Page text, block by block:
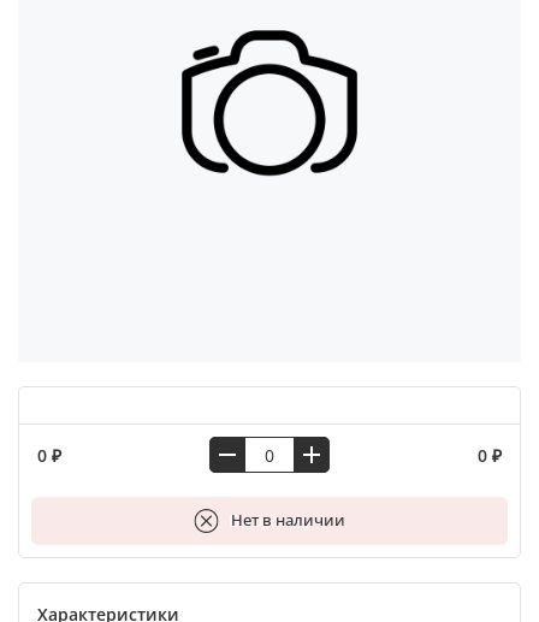
0 ₽ 0 ₽
Нет в наличии
В корзину
Характеристики